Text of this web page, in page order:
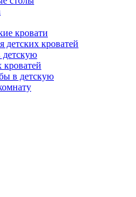
кровати
детских кроватей
детскую
кроватей
в детскую